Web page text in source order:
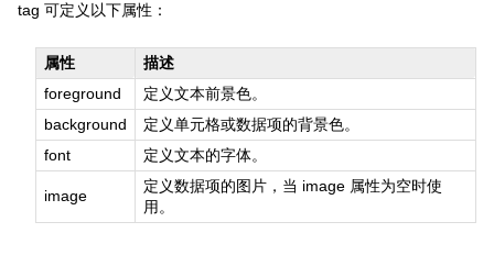
tag 可定义以下属性：
属性
描述
foreground
定义文本前景色。
background
定义单元格或数据项的背景色。
font
定义文本的字体。
image
定义数据项的图片，当 image 属性为空时使
用。